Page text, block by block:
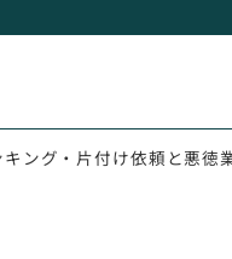
ング・片付け依頼と悪徳